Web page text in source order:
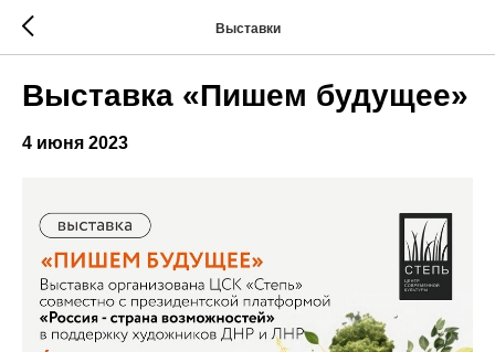
Выставки
Выставка «Пишем будущее»
4 июня 2023